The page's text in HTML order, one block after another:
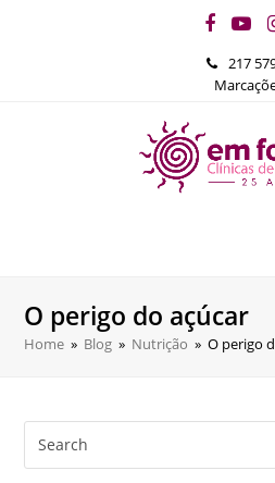
217
O perigo do açúcar
Home » Blog » Nutrição » O perigo